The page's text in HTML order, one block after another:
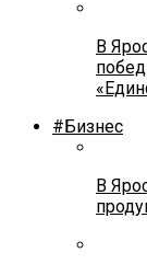
В
#Бизнес
В